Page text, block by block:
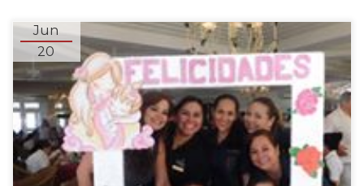
Jun
20